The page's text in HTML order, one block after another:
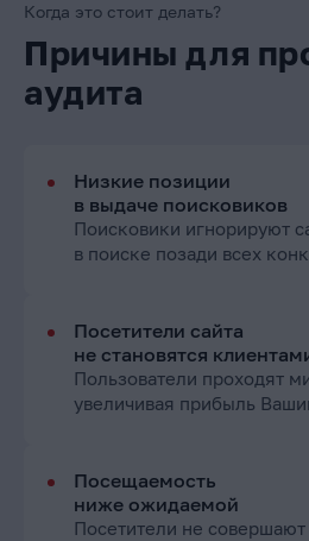
Когда это стоит делать?
Причины для
аудита
Низкие позиции
в выдаче поисковиков
Поисковики игнорируют
в поиске позади всех
Посетители сайта
не становятся
Пользователи проходят
увеличивая прибыль
Посещаемость
ниже ожидаемой
Посетители не